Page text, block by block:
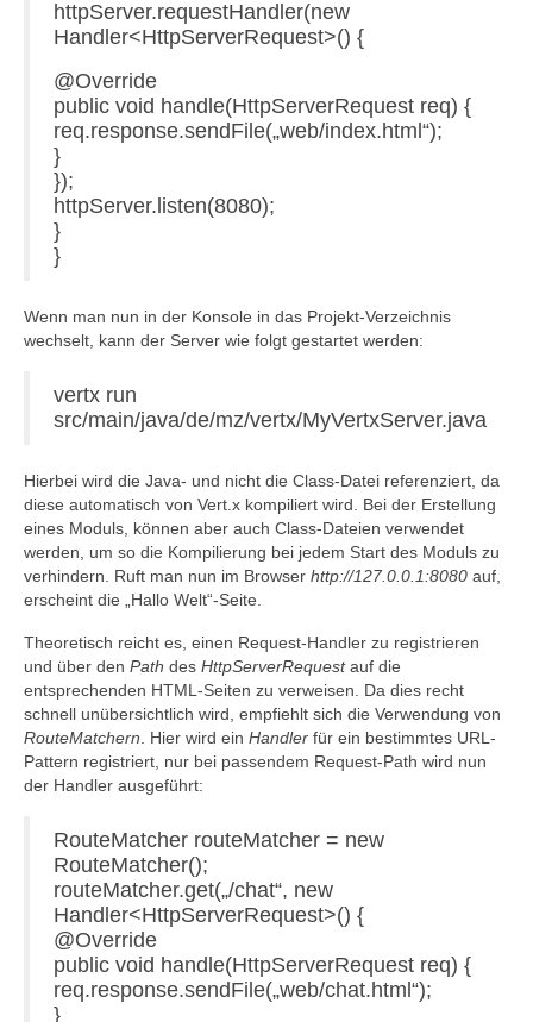
httpServer.requestHandler(new
Handler<HttpServerRequest>() {
@Override
public void handle(HttpServerRequest req) {
req.response.sendFile(„web/index.html“);
}
});
httpServer.listen(8080);
}
}
Wenn man nun in der Konsole in das Projekt-Verzeichnis
wechselt, kann der Server wie folgt gestartet werden:
vertx run
src/main/java/de/mz/vertx/MyVertxServer.java
Hierbei wird die Java- und nicht die Class-Datei referenziert, da
diese automatisch von Vert.x kompiliert wird. Bei der Erstellung
eines Moduls, können aber auch Class-Dateien verwendet
werden, um so die Kompilierung bei jedem Start des Moduls zu
verhindern. Ruft man nun im Browser http://127.0.0.1:8080 auf,
erscheint die „Hallo Welt“-Seite.
Theoretisch reicht es, einen Request-Handler zu registrieren
und über den Path des HttpServerRequestauf die
entsprechenden HTML-Seiten zu verweisen. Da dies recht
schnell unübersichtlich wird, empfiehlt sich die Verwendung von
RouteMatchern . Hier wird ein Handler für ein bestimmtes URL-
Pattern registriert, nur bei passendem Request-Path wird nun
der Handler ausgeführt:
RouteMatcher routeMatcher = new
RouteMatcher();
routeMatcher.get(„/chat“, new
Handler<HttpServerRequest>() {
@Override
public void handle(HttpServerRequest req) {
req.response.sendFile(„web/chat.html“);
}